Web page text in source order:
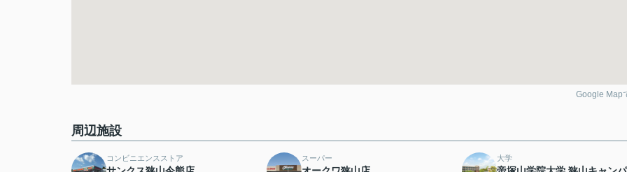
Google Map
周辺施設
コンビニエンスストア スーパー 大学